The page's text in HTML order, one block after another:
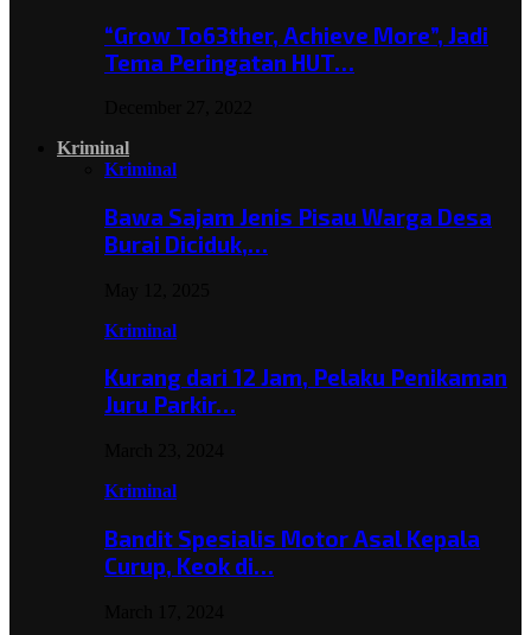
“Grow To63ther, Achieve More”, Jadi
Tema Peringatan HUT…
Kriminal
Kriminal
Bawa Sajam Jenis Pisau Warga Desa
Burai Diciduk,…
Kriminal
Kurang dari 12 Jam, Pelaku Penikaman
Juru Parkir…
Kriminal
Bandit Spesialis Motor Asal Kepala
Curup, Keok di…